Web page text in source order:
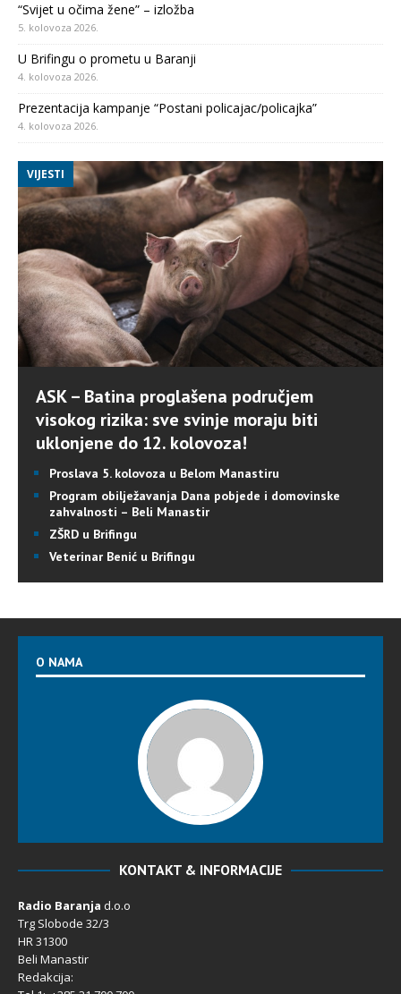
“Svijet u očima žene” – izložba
5. kolovoza 2026.
U Brifingu o prometu u Baranji
4. kolovoza 2026.
Prezentacija kampanje “Postani policajac/policajka”
4. kolovoza 2026.
VIJESTI
ASK – Batina proglašena područjem
visokog rizika: sve svinje moraju biti
uklonjene do 12. kolovoza!
Proslava 5. kolovoza u Belom Manastiru
Program obilježavanja Dana pobjede i domovinske
zahvalnosti – Beli Manastir
ZŠRD u Brifingu
Veterinar Benić u Brifingu
O NAMA
KONTAKT & INFORMACIJE
Radio Baranja d.o.o
Trg Slobode 32/3
HR 31300
Beli Manastir
Redakcija: